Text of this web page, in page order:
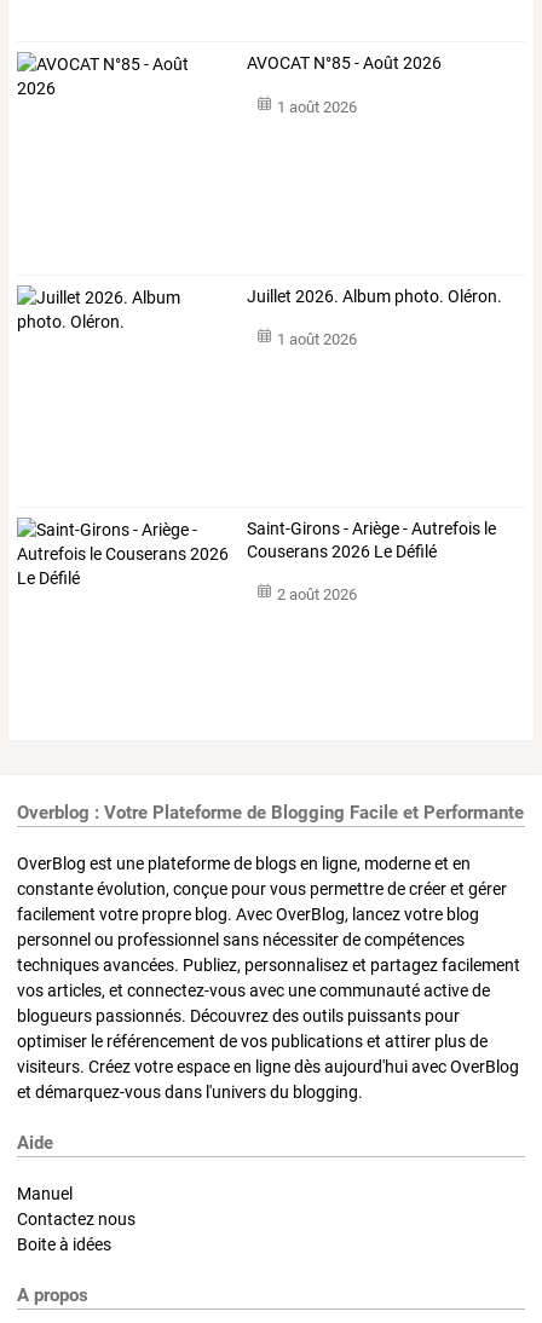
AVOCAT N°85 - Août 2026
1 août 2026
Juillet 2026. Album photo. Oléron.
1 août 2026
Saint-Girons - Ariège - Autrefois le
Couserans 2026 Le Défilé
2 août 2026
Overblog : Votre Plateforme de Blogging Facile et Performante
OverBlog est une plateforme de blogs en ligne, moderne et en
constante évolution, conçue pour vous permettre de créer et gérer
facilement votre propre blog. Avec OverBlog, lancez votre blog
personnel ou professionnel sans nécessiter de compétences
techniques avancées. Publiez, personnalisez et partagez facilement
vos articles, et connectez-vous avec une communauté active de
blogueurs passionnés. Découvrez des outils puissants pour
optimiser le référencement de vos publications et attirer plus de
visiteurs. Créez votre espace en ligne dès aujourd'hui avec OverBlog
et démarquez-vous dans l'univers du blogging.
Aide
Manuel
Contactez nous
Boite à idées
A propos